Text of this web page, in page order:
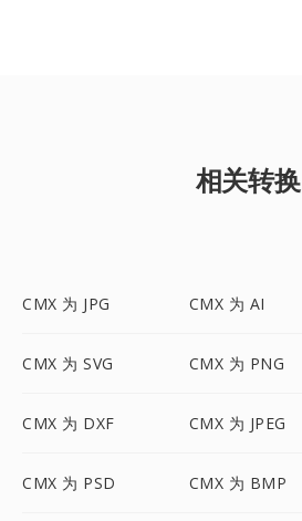
相关转换
CMX 为 JPG CMX 为 AI
CMX 为 SVG CMX 为 PNG
CMX 为 DXF CMX 为 JPEG
CMX 为 PSD CMX 为 BMP